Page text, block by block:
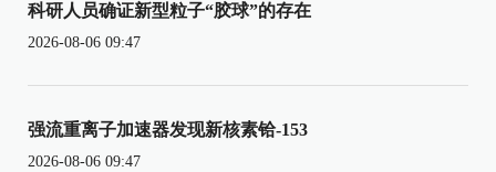
科研人员确证新型粒子“胶球”的存在
2026-08-06 09:47
强流重离子加速器发现新核素铪-153
2026-08-06 09:47